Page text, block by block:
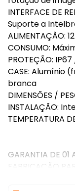
INTERFACE DE
Suporte a
ALIMENTAÇÃO:
CONSUMO:
PROTEÇÃO:
CASE: Alumínio
branca
DIMENSÕES /
INSTALAÇÃO:
TEMPERATURA
GARANTIA DE 01
FABRICAÇÃO